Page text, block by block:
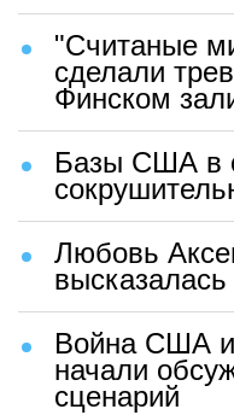
"Считаные
сделали
Финском
Базы США в
Любовь
Война США
начали
сценарий